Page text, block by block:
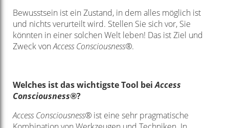
Bewusstsein ist ein Zustand, in dem alles möglich ist
und nichts verurteilt wird. Stellen Sie sich vor, Sie
könnten in einer solchen Welt leben! Das ist Ziel und
Zweck vonAccess Consciousness®.
Welches ist das wichtigste Tool beiAccess
Consciousness®?
Access Consciousness® ist eine sehr pragmatische